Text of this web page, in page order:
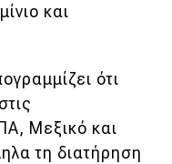
και
ότι
Μεξικό και
τη διατήρηση